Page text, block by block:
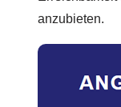
anzubieten.